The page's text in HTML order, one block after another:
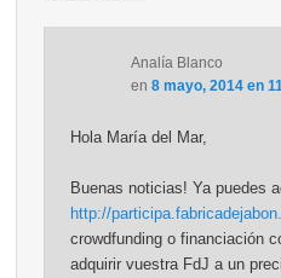
Analía Blanco
en 8 mayo, 2014 en
Hola María del Mar,
Buenas noticias! Ya puedes
http://
crowdfunding o financiación
adquirir vuestra FdJ a un